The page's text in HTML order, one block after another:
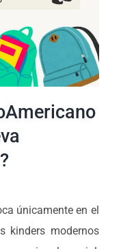
únicamente en el
kinders modernos